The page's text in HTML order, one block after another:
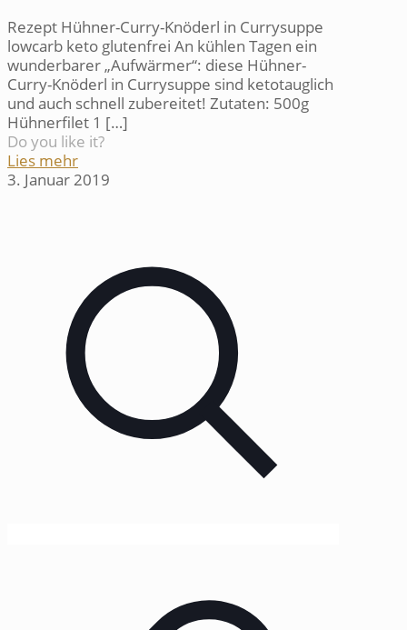
Rezept Hühner-Curry-Knöderl in Currysuppe
lowcarb keto glutenfrei An kühlen Tagen ein
wunderbarer „Aufwärmer“: diese Hühner-
Curry-Knöderl in Currysuppe sind ketotauglich
und auch schnell zubereitet! Zutaten: 500g
Hühnerfilet 1 […]
Do you like it?
Lies mehr
3. Januar 2019